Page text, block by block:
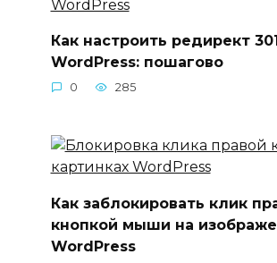
Как настроить редирект
WordPress: пошагово
0 285
Как заблокировать клик
кнопкой мыши на
WordPress